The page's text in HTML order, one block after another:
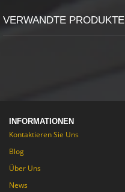
VERWANDTE PRODUKTE
INFORMATIONEN
Kontaktieren Sie Uns
Blog
Über Uns
News